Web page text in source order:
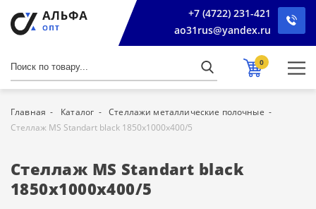
+7 (4722) 231-421
ao31rus@yandex.ru
0
Главная Каталог
Стеллажи металлические полочные
Стеллаж MS Standart black 1850x1000x400/5
Стеллаж MS Standart black
1850x1000x400/5